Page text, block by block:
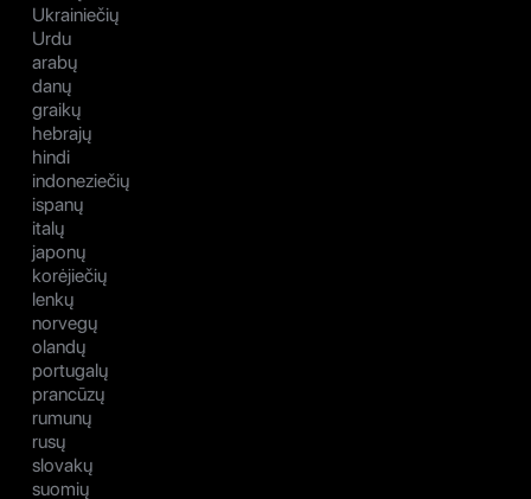
Ukrainiečių
Urdu
arabų
danų
graikų
hebrajų
hindi
indoneziečių
ispanų
italų
japonų
korėjiečių
lenkų
norvegų
olandų
portugalų
prancūzų
rumunų
rusų
slovakų
suomių